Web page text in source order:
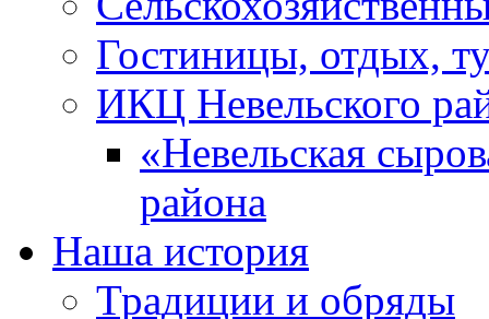
Гостиницы, отдых,
ИКЦ Невельского
«Невельская
района
Наша история
Традиции и обряды